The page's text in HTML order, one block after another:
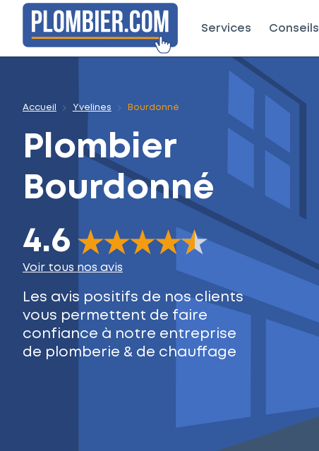
Services Conseils
Accueil Yvelines Bourdonné
Plombier
Bourdonné
4.6
The rating of this product is4.6out of 5
Voir tous nos avis
Les avis positifs de nos clients
vous permettent de faire
confiance à notre entreprise
de plomberie & de chauffage